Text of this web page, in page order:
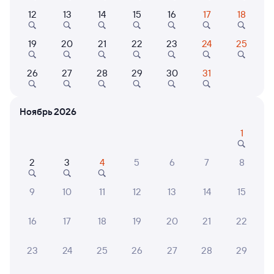
Выберите дату
Фирменный
002Э Россия Проходящий
Екатеринбург Пасс.
Улан-Удэ
в Владивосток (ж/д вокзал)
12:38 06:01
2 д 14 ч 23 м в пути
Дни следования ближайшие: 7, 8, 9 августа Маршрут
Купе Плацкарт
Выберите дату
12 13 14 15 16 17 18
19 20 21 22 23 24 25
26 27 28 29 30 31
Ноябрь 2026
1
2 3 4 5 6 7 8
9 10 11 12 13 14 15
16 17 18 19 20 21 22
23 24 25 26 27 28 29